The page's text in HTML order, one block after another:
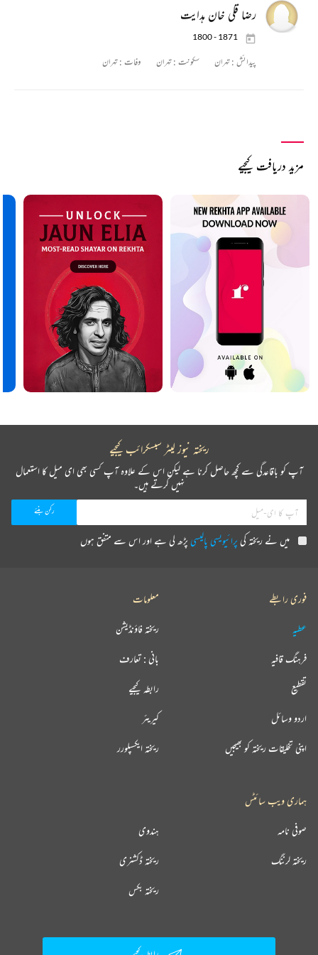
رضا قلی خان ہدایت
1800 - 1871
پیدائش :تہران سکونت :تہران وفات :تہران
مزید دریافت کیجیے
ریختہ نیوز لیٹر سبسکرائب کیجیے
آپ کو باقاعدگی سے کچھ حاصل کرنا ہے لیکن اس کے علاوہ آپ کسی بھی ای میل کا استعمال
نہیں کرتے ہیں۔
میں نے ریختہ کیپرائیویسی پالیسیپڑھ لی ہے اور اس سے متفق ہوں
فوری رابطے
عطیہ
فرہنگ قافیہ
تقطیع
اردو وسائل
اپنی تخلیقات ریختہ کو بھیجیں
معلومات
ریختہ فاؤنڈیشن
بانی : تعارف
رابطہ کیجیے
کیریئر
ریختہ ایکسپلورر
ہماری ویب سائٹس
ہندوی صوفی نامہ
ریختہ ڈکشنری ریختہ لرننگ
ریختہ بکس